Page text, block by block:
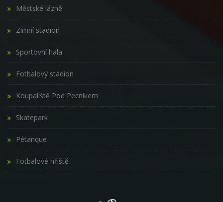
Městské lázně
Zimní stadion
Sportovní hala
Fotbalový stadion
Koupaliště Pod Pecníkem
Skatepark
Pétanque
Fotbalové hřiště